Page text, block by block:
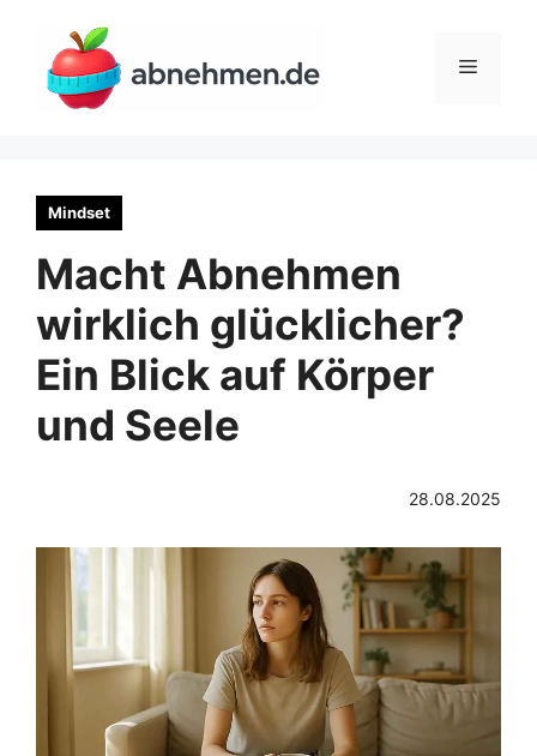
springen
Menü
Mindset
Macht Abnehmen
wirklich glücklicher?
Ein Blick auf Körper
und Seele
28.08.2025